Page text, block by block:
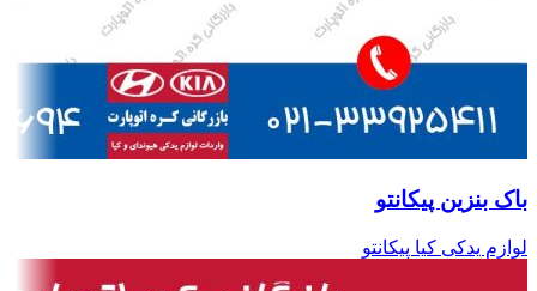
باک بنزین پیکانتو
لوازم یدکی کیا پیکانتو